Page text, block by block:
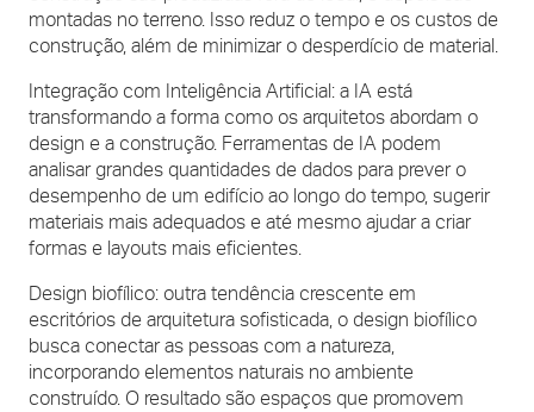
montadas no terreno. Isso reduz o tempo e os custos de
construção, além de minimizar o desperdício de material.
Integração com Inteligência Artificial: a IA está
transformando a forma como os arquitetos abordam o
design e a construção. Ferramentas de IA podem
analisar grandes quantidades de dados para prever o
desempenho de um edifício ao longo do tempo, sugerir
materiais mais adequados e até mesmo ajudar a criar
formas e layouts mais eficientes.
Design biofílico: outra tendência crescente em
escritórios de arquitetura sofisticada, o design biofílico
busca conectar as pessoas com a natureza,
incorporando elementos naturais no ambiente
construído. O resultado são espaços que promovem